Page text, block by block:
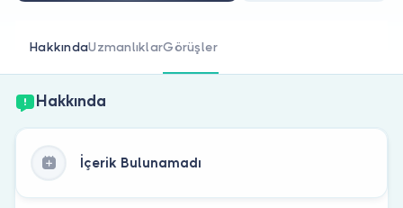
HakkındaUzmanlıklarGörüşler
Hakkında
İçerik Bulunamadı